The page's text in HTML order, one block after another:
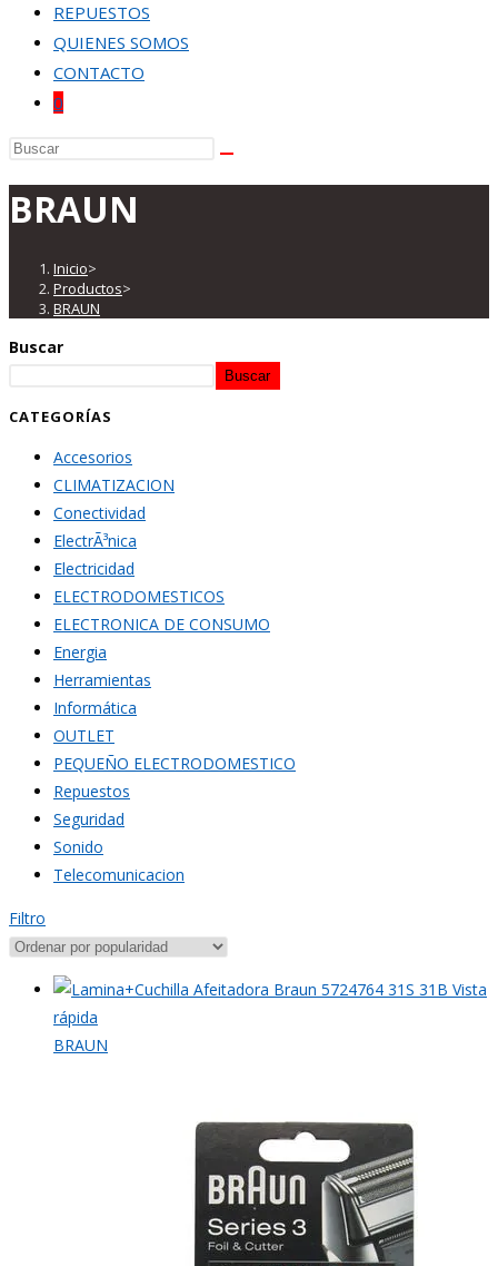
REPUESTOS
QUIENES SOMOS
CONTACTO
0
Buscar
esta
web
BRAUN
Inicio>
Productos>
BRAUN
Buscar
Buscar
CATEGORÍAS
Accesorios
CLIMATIZACION
Conectividad
ElectrÃ³nica
Electricidad
ELECTRODOMESTICOS
ELECTRONICA DE CONSUMO
Energia
Herramientas
Informática
OUTLET
PEQUEÑO ELECTRODOMESTICO
Repuestos
Seguridad
Sonido
Telecomunicacion
Filtro
Vista
rápida
BRAUN